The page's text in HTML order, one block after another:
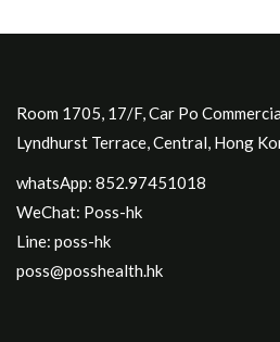
Room 1705, 17/F, Car Po
Lyndhurst Terrace, Central, Hong
whatsApp: 852.97451018
WeChat: Poss-hk
Line: poss-hk
poss@posshealth.hk